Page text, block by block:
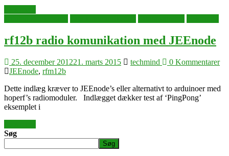
rf12b radio komunikation med JEEnode
25. december 201221. marts 2015 techmind
0 Kommentarer
JEEnode, rfm12b
Dette indlæg kræver to JEEnode’s eller alternativt to arduinoer med
hoperf’s radiomoduler. Indlægget dækker test af ‘PingPong’
eksemplet i
Søg
Søg